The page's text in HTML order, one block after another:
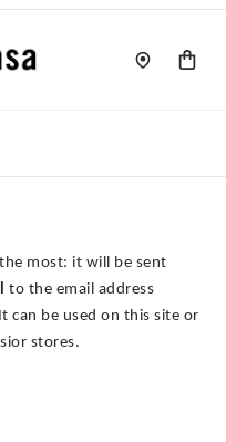
most: it will be sent
to the email address
It can be used on this site or
stores.